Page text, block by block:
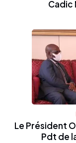
Cadic
Le Président
Pdt de